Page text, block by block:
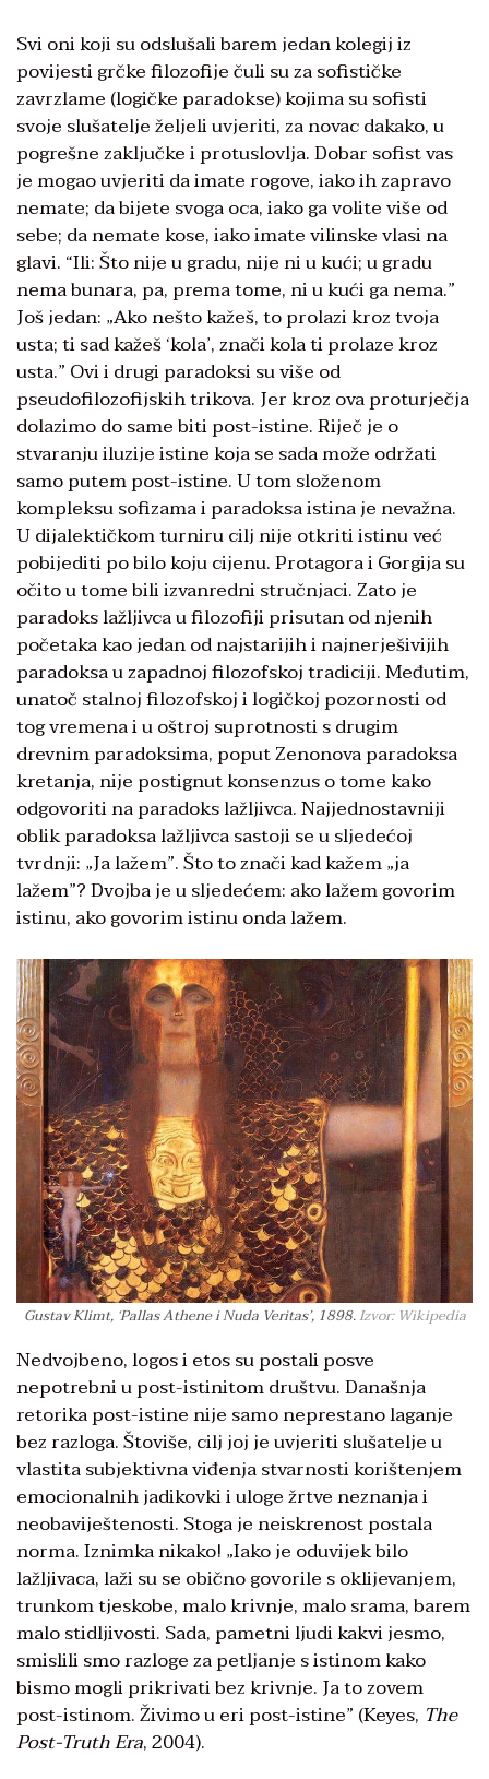
Svi oni koji su odslušali barem jedan kolegij iz
povijesti grčke filozofije čuli su za sofističke
zavrzlame (logičke paradokse) kojima su sofisti
svoje slušatelje željeli uvjeriti, za novac dakako, u
pogrešne zaključke i protuslovlja. Dobar sofist vas
je mogao uvjeriti da imate rogove, iako ih zapravo
nemate; da bijete svoga oca, iako ga volite više od
sebe; da nemate kose, iako imate vilinske vlasi na
glavi. “Ili: Što nije u gradu, nije ni u kući; u gradu
nema bunara, pa, prema tome, ni u kući ga nema.”
Još jedan: „Ako nešto kažeš, to prolazi kroz tvoja
usta; ti sad kažeš ‘kola’, znači kola ti prolaze kroz
usta.” Ovi i drugi paradoksi su više od
pseudofilozofijskih trikova. Jer kroz ova proturječja
dolazimo do same biti post-istine. Riječ je o
stvaranju iluzije istine koja se sada može održati
samo putem post-istine. U tom složenom
kompleksu sofizama i paradoksa istina je nevažna.
U dijalektičkom turniru cilj nije otkriti istinu već
pobijediti po bilo koju cijenu. Protagora i Gorgija su
očito u tome bili izvanredni stručnjaci. Zato je
paradoks lažljivca u filozofiji prisutan od njenih
početaka kao jedan od najstarijih i najnerješivijih
paradoksa u zapadnoj filozofskoj tradiciji. Međutim,
unatoč stalnoj filozofskoj i logičkoj pozornosti od
tog vremena i u oštroj suprotnosti s drugim
drevnim paradoksima, poput Zenonova paradoksa
kretanja, nije postignut konsenzus o tome kako
odgovoriti na paradoks lažljivca. Najjednostavniji
oblik paradoksa lažljivca sastoji se u sljedećoj
tvrdnji: „Ja lažem”. Što to znači kad kažem „ja
lažem”? Dvojba je u sljedećem: ako lažem govorim
istinu, ako govorim istinu onda lažem.
Gustav Klimt, ‘Pallas Athene i Nuda Veritas’, 1898.Izvor: Wikipedia
Nedvojbeno, logos i etos su postali posve
nepotrebni u post-istinitom društvu. Današnja
retorika post-istine nije samo neprestano laganje
bez razloga. Štoviše, cilj joj je uvjeriti slušatelje u
vlastita subjektivna viđenja stvarnosti korištenjem
emocionalnih jadikovki i uloge žrtve neznanja i
neobaviještenosti. Stoga je neiskrenost postala
norma. Iznimka nikako! „Iako je oduvijek bilo
lažljivaca, laži su se obično govorile s oklijevanjem,
trunkom tjeskobe, malo krivnje, malo srama, barem
malo stidljivosti. Sada, pametni ljudi kakvi jesmo,
smislili smo razloge za petljanje s istinom kako
bismo mogli prikrivati bez krivnje. Ja to zovem
post-istinom. Živimo u eri post-istine” (Keyes, The
Post-Truth Era, 2004).